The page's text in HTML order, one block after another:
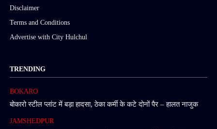
Disclaimer
Terms and Conditions
Advertise with City Hulchul
TRENDING
BOKARO
बोकारो स्टील प्लांट में बड़ा हादसा, ठेका कर्मी के कटे दोनों पैर – हालत नाजुक
JAMSHEDPUR